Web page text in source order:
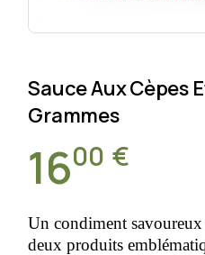
Sauce Aux Cèpes
Grammes
1600 €
Un condiment savoureux
deux produits